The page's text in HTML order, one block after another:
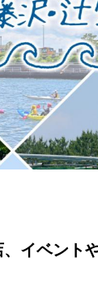
イベント